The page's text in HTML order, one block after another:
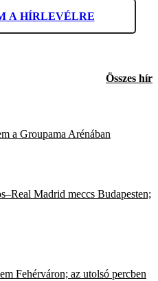
A HÍRLEVÉLRE
Összes hír
a Groupama Arénában
Madrid meccs Budapesten;
Fehérváron; az utolsó percben